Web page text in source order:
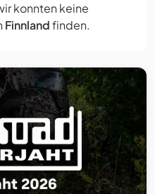
konnten keine
Finnlandfinden.